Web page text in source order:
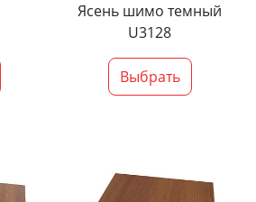
Ясень шимо темный
U3128
Выбрать